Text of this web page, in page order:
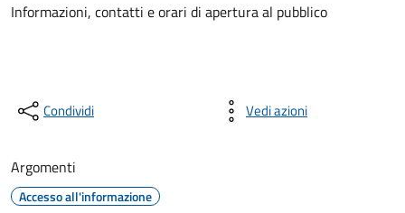
Informazioni, contatti e orari di apertura al pubblico
Condividi Vedi azioni
Argomenti
Accesso all'informazione